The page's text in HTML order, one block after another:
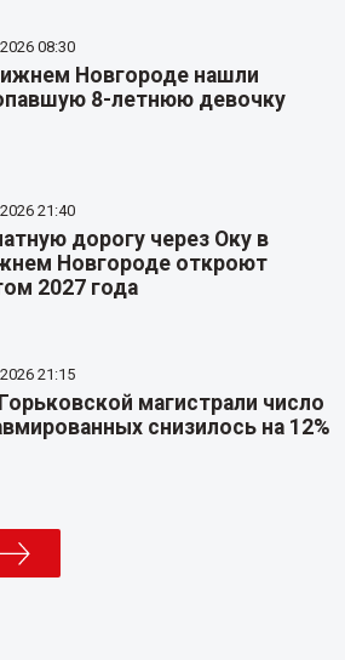
08:30
Новгороде нашли
8-летнюю девочку
21:40
дорогу через Оку в
Новгороде откроют
2027 года
21:15
магистрали число
снизилось на 12%